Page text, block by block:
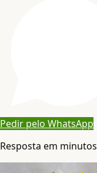
Pedir pelo WhatsApp
Resposta em minutos